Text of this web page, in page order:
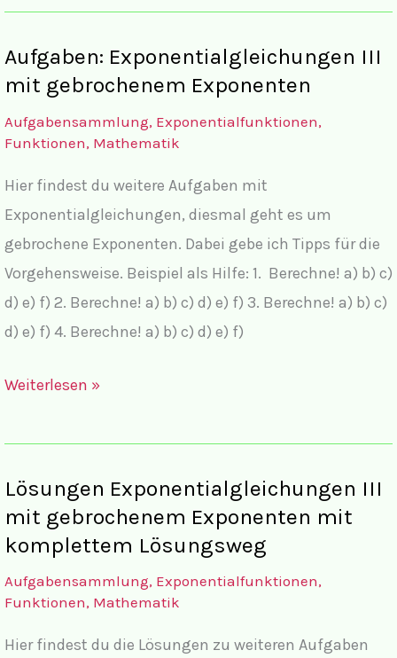
II,
e-
x
mit
komplettem
Lösungsweg
Aufgaben: Exponentialgleichungen III
mit gebrochenem Exponenten
Aufgabensammlung, Exponentialfunktionen,
Funktionen, Mathematik
Hier findest du weitere Aufgaben mit
Exponentialgleichungen, diesmal geht es um
gebrochene Exponenten. Dabei gebe ich Tipps für die
Vorgehensweise. Beispiel als Hilfe: 1. Berechne! a) b) c)
d) e) f) 2. Berechne! a) b) c) d) e) f) 3. Berechne! a) b) c)
d) e) f) 4. Berechne! a) b) c) d) e) f)
Aufgaben:
III
gebrochenem
Exponenten
Weiterlesen »
Lösungen Exponentialgleichungen III
mit gebrochenem Exponenten mit
komplettem Lösungsweg
Aufgabensammlung, Exponentialfunktionen,
Funktionen, Mathematik
Hier findest du die Lösungen zu weiteren Aufgaben